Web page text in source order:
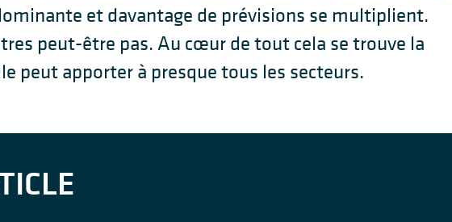
et davantage de prévisions se multiplient.
peut-être pas. Au cœur de tout cela se trouve la
peut apporter à presque tous les secteurs.